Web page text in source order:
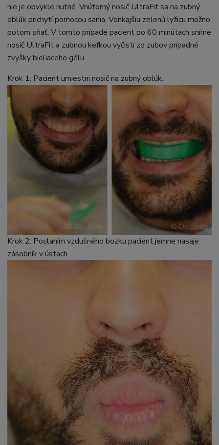
nie je obvykle nutné. Vnútorný nosič UltraFit sa na zubný
oblúk prichytí pomocou sania. Vonkajšiu zelenú lyžicu možno
potom sňať. V tomto prípade pacient po 60 minútach sníme
nosič UltraFit a zubnou kefkou vyčistí zo zubov prípadné
zvyšky bieliaceho gélu.
Krok 1: Pacient umiestni nosič na zubný oblúk.
Krok 2: Poslaním vzdušného bozku pacient jemne nasaje
zásobník v ústach.